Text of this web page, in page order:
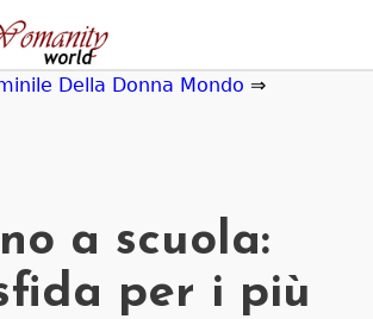
Della Donna Mondo ⇒
a scuola:
per i più